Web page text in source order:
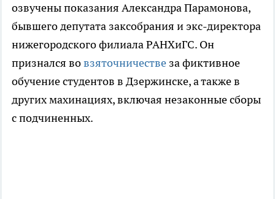
озвучены показания Александра Парамонова,
бывшего депутата заксобрания и экс-директора
нижегородского филиала РАНХиГС. Он
признался вовзяточничестве за фиктивное
обучение студентов в Дзержинске, а также в
других махинациях, включая незаконные сборы
с подчиненных.